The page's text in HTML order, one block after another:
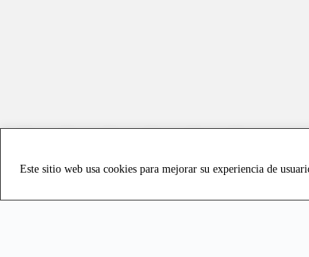
Este sitio web usa cookies para mejorar su experiencia de